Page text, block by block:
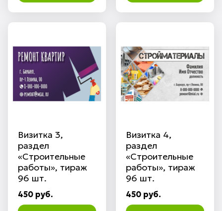
Визитка 3,
раздел
«Строительные
работы», тираж
96 шт.
450 руб.
Визитка 4,
раздел
«Строительные
работы», тираж
96 шт.
450 руб.